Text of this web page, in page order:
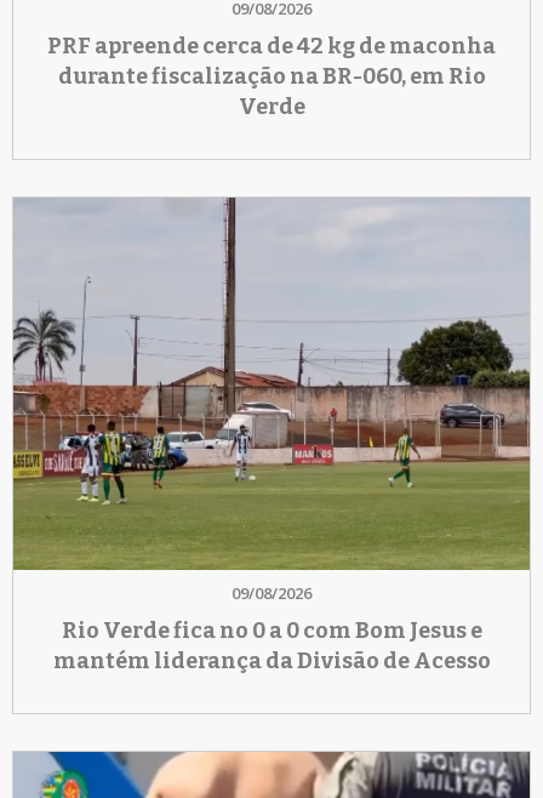
09/08/2026
PRF apreende cerca de 42 kg de maconha
durante fiscalização na BR-060, em Rio
Verde
09/08/2026
Rio Verde fica no 0 a 0 com Bom Jesus e
mantém liderança da Divisão de Acesso